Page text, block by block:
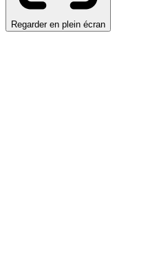
Regarder en plein écran